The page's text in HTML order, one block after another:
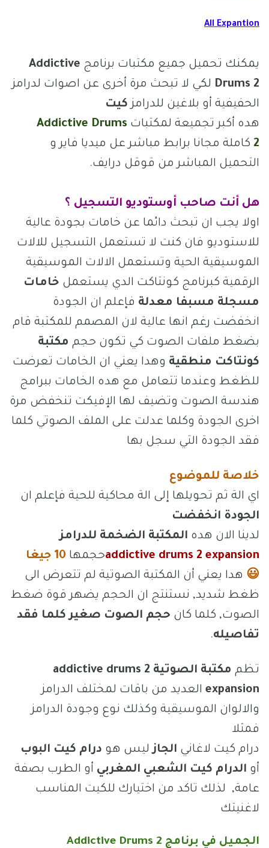
All Expantion
يمكنك تحميل جميع مكتبات برنامج Addictive
Drums 2 لكي لا تبحث مرة أخرى عن اصوات لدرامز
الحفيفية أو بلاغين للدرامز كيت
هده أكبر تجميعة لمكتبات Addictive Drums
2 كاملة مجانا برابط مباشر عل ميديا فاير و
التحميل المباشر من قوقل درايف.
هل أنت صاحب أوستوديو التسجيل ؟
اولا يجب ان تبحث دائما عن خامات بجودة عالية
للاستوديو فان كنت لا تستعمل التسجيل للالات
الموسيقية الحية وتستعمل الالات الموسيقية
الرقمية كبرنامج كونتاكت الدي يستعمل خامات
مسجلة مسبفا معدلة فإعلم ان الجودة
انخفضت رغم انها عالية لان المصمم للمكتبة قام
بضغط ملفات الصوت كي تكون حجم مكتبة
كونتاكت منطقية وهدا يعني ان الخامات تعرضت
للظغط وعندما تتعامل مع هده الخامات ببرامج
هندسة الصوت وتضيف لها الإفيكت تنخفض مرة
اخرى الجودة وكلما عدلت على الملف الصوتي كلما
فقد الجودة التي سجل بها
خلاصة للموضوع
اي الة ثم تحويلها إلى الة محاكية للحية فإعلم ان
الجودة انخفضت
لدينا الان هده المكتبة الضخمة للدرامز
addictive drums 2 expansion حجمها
10 جيغا
😃 هدا يعني أن المكتبة الصوتية لم تتعرض الى
ظغط شديد, نستنتج ان الحجم يضهر قوة ضغط
الصوت, كلما كان حجم الصوت صغير كلما فقد
تفاصيله.
تظم
مكتبة الصوتية addictive drums 2
expansion العديد من باقات لمختلف الدرامز
والالوان الموسيقية وكذلك نوع وجودة الدرامز
فمثلا
درام كيت لاغاني الجازليس هو درام كيت البوب
أو الدرام كيت الشعبي المغربي أو الطرب بصفة
عامة, لذلك تاكد من اختيارك للكيت المناسب
لاغنيتك
الجميل في برنامج Addictive Drums 2